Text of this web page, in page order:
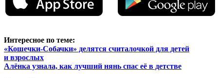
Интересное по теме:
«Кошечки-Собачки» делятся считалочкой для детей
и взрослых
Алёнка узнала, как лучший нянь спас её в детстве